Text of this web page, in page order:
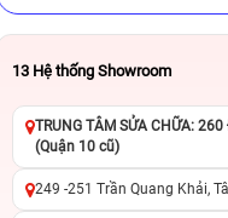
iPhone 13 256GB Cũ chính hãng
9.090.000đ 11.990.000đ
13 Hệ thống Showroom
TRUNG TÂM SỬA CHỮA:
(Quận 10 cũ)
249 -251 Trần Quang Khải,